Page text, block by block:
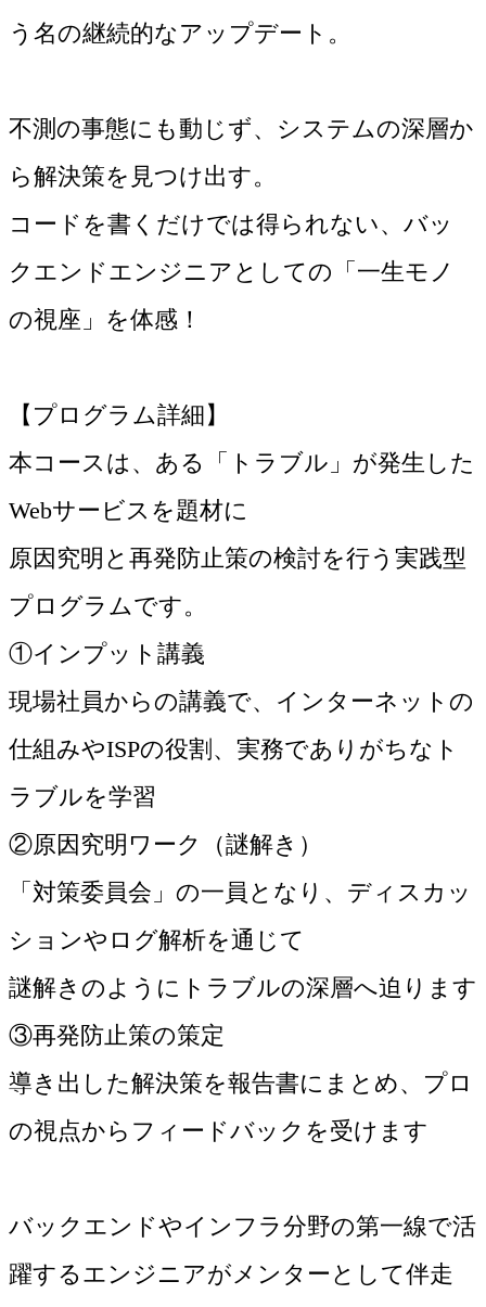
う名の継続的なアップデート。
不測の事態にも動じず、システムの深層か
ら解決策を見つけ出す。
コードを書くだけでは得られない、バッ
クエンドエンジニアとしての「一生モノ
の視座」を体感！
【プログラム詳細】
本コースは、ある「トラブル」が発生した
Webサービスを題材に
原因究明と再発防止策の検討を行う実践型
プログラムです。
①インプット講義
現場社員からの講義で、インターネットの
仕組みやISPの役割、実務でありがちなト
ラブルを学習
②原因究明ワーク（謎解き）
「対策委員会」の一員となり、ディスカッ
ションやログ解析を通じて
謎解きのようにトラブルの深層へ迫ります
③再発防止策の策定
導き出した解決策を報告書にまとめ、プロ
の視点からフィードバックを受けます
バックエンドやインフラ分野の第一線で活
躍するエンジニアがメンターとして伴走